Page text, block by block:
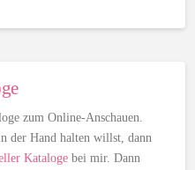
zum Online-Anschauen.
der Hand halten willst, dann
Kataloge bei mir. Dann